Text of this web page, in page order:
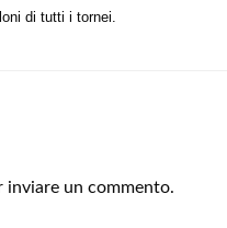
di tutti i tornei.
inviare un commento.